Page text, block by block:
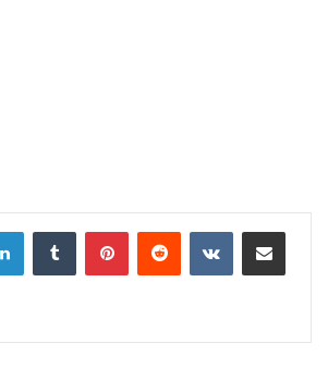
LinkedInTumblr PinterestReddit VKontakteShare via Email